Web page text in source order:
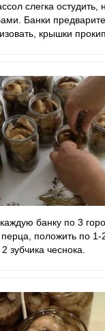
слегка остудить,
Банки
крышки
банку по 3
положить по 1-
зубчика чеснока.